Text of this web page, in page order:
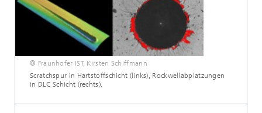
© Fraunhofer IST, Kirsten Schiffmann
Scratchspur in Hartstoffschicht (links), Rockwellabplatzungen
in DLC Schicht (rechts).